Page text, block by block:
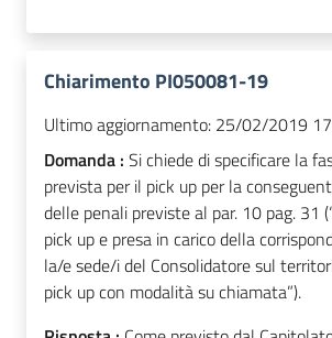
Chiarimento PI050081-19
Ultimo aggiornamento: 25/02/2019
Domanda : Si chiede di specificare la
prevista per il pick up per la
delle penali previste al par. 10 pag. 31
pick up e presa in carico della
la/e sede/i del Consolidatore sul
pick up con modalità su chiamata”).